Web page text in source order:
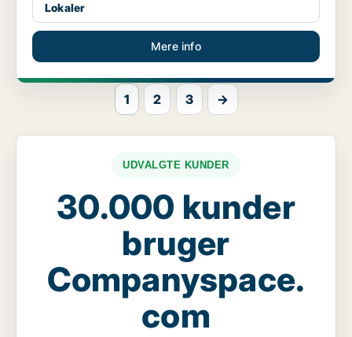
Lokaler
Mere info
1 2 3 →
UDVALGTE KUNDER
30.000 kunder
bruger
Companyspace.
com